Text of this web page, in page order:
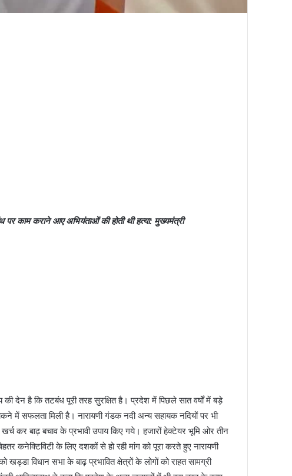
कराने आए अभियंताओं की होती थी हत्या: मुख्यमंत्री
देन है कि तटबंध पूरी तरह सुरक्षित है। प्रदेश में पिछले सात वर्षों में बड़े
में सफलता मिली है। नारायणी गंडक नदी अन्य सहायक नदियों पर भी
कर बाढ़ बचाव के प्रभावी उपाय किए गये। हजारों हेक्टेयर भूमि ओर तीन
कनेक्टिविटी के लिए दशकों से हो रही मांग को पूरा करते हुए नारायणी
खड्डा विधान सभा के बाढ़ प्रभावित क्षेत्रों के लोगों को राहत सामग्री